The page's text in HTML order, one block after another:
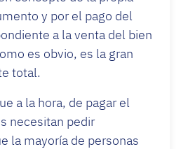
y por el pago del
a la venta del bien
es obvio, es la gran
total.
a la hora, de pagar el
necesitan pedir
la mayoría de personas